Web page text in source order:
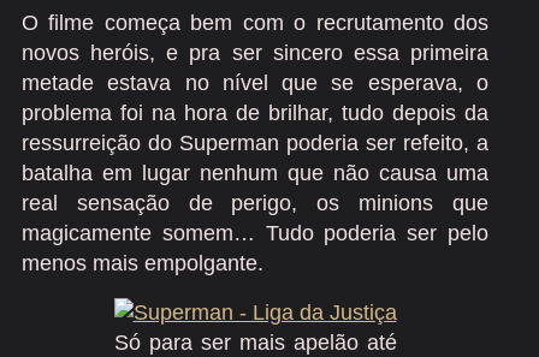
O filme começa bem com o recrutamento dos
novos heróis, e pra ser sincero essa primeira
metade estava no nível que se esperava, o
problema foi na hora de brilhar, tudo depois da
ressurreição do Superman poderia ser refeito, a
batalha em lugar nenhum que não causa uma
real sensação de perigo, os minions que
magicamente somem… Tudo poderia ser pelo
menos mais empolgante.
Só para ser mais apelão até